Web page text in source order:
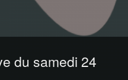
du samedi 24